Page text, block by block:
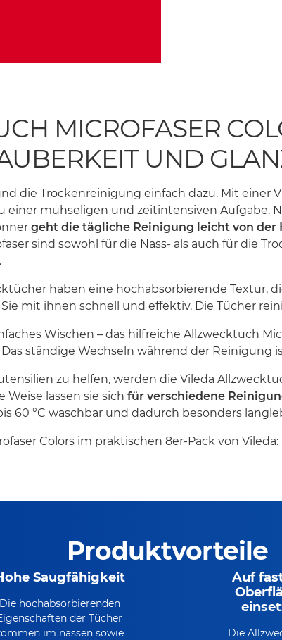
MICROFASER
UND
die Trockenreinigung einfach dazu. Mit einer
mühseligen und zeitintensiven Aufgabe.
geht die tägliche Reinigung leicht von der
sind sowohl für die Nass- als auch für die
haben eine hochabsorbierende Textur,
mit ihnen schnell und effektiv. Die Tücher
Wischen – das hilfreiche Allzwecktuch
ständige Wechseln während der Reinigung
zu helfen, werden die Vileda
lassen sie sich für verschiedene
60 °C waschbar und dadurch besonders
Colors im praktischen 8er-Pack von
Produktvorteile
Saugfähigkeit
Die hochabsorbierenden
der Tücher
im nassen sowie
Auf
Die